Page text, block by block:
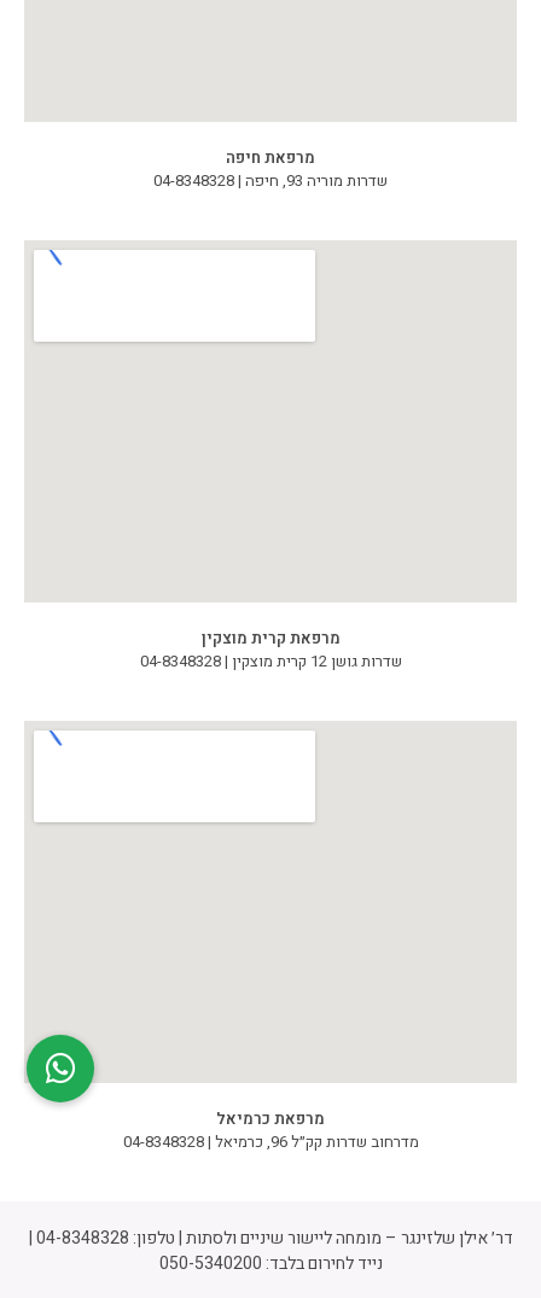
מרפאת חיפה
שדרות מוריה 93, חיפה | 04-8348328
מרפאת קרית מוצקין
שדרות גושן 12 קרית מוצקין | 04-8348328
מרפאת כרמיאל
מדרחוב שדרות קק״ל 96, כרמיאל | 04-8348328
דר׳ אילן שלזינגר – מומחה ליישור שיניים ולסתות | טלפון: 04-8348328
|
נייד לחירום בלבד: 050-5340200